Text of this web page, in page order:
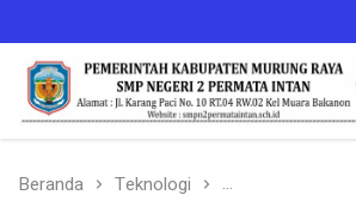
Murung Raya Cerdas
Beranda Teknologi HARI GURU